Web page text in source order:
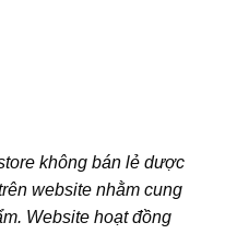
không bán lẻ dược
website nhằm cung
Website hoạt đồng